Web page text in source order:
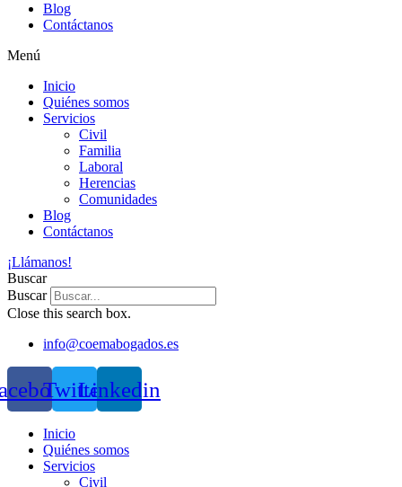
Blog
Contáctanos
Menú
Inicio
Quiénes somos
Servicios
Civil
Familia
Laboral
Herencias
Comunidades
Blog
Contáctanos
¡Llámanos!
Buscar
Buscar
Close this search box.
info@coemabogados.es
TwitterLinkedin
Inicio
Quiénes somos
Servicios
Civil